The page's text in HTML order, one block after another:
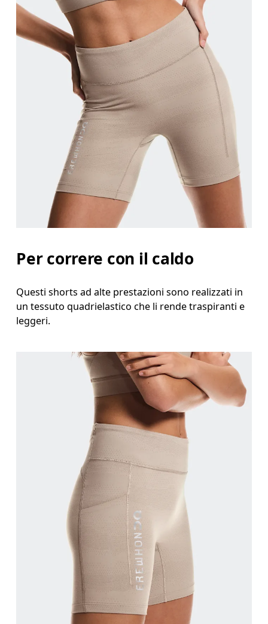
Girovita
Misura il girovita nel punto più stretto (in
Fianchi
Misura la parte più ampia dei fianchi da un
Stai in piedi a gambe leggermente divaricate.
Interno gamba
Stai in piedi a gambe tese e leggermente
Per correre con il caldo
Questi shorts ad alte prestazioni sono realizzati in
un tessuto quadrielastico che li rende traspiranti e
leggeri.